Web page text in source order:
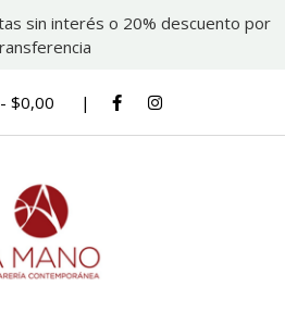
sin interés o 20% descuento por
- $0,00